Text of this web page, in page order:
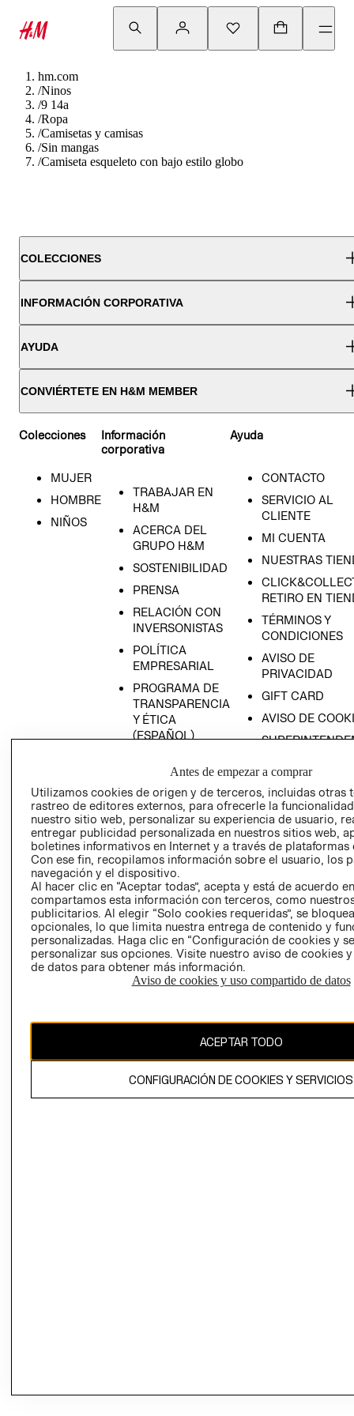
hm.com
/Ninos
/9 14a
/Ropa
/Camisetas y camisas
/Sin mangas
/Camiseta esqueleto con bajo estilo globo
COLECCIONES
INFORMACIÓN CORPORATIVA
AYUDA
CONVIÉRTETE EN H&M MEMBER
Colecciones
MUJER
HOMBRE
NIÑOS
Información
corporativa
TRABAJAR EN
H&M
ACERCA DEL
GRUPO H&M
SOSTENIBILIDAD
PRENSA
RELACIÓN CON
INVERSONISTAS
POLÍTICA
EMPRESARIAL
PROGRAMA DE
TRANSPARENCIA
Y ÉTICA
(ESPAÑOL)
TRANSPARENCIA
Y ÉTICA (INGLÉS)
Ayuda
CONTACTO
SERVICIO AL
CLIENTE
MI CUENTA
NUESTRAS
RETIRO EN
TÉRMINOS Y
CONDICIONES
AVISO DE
PRIVACIDAD
GIFT CARD
AVISO DE
COMERCIO - SIC
PETICIONES
QUEJAS Y
RECLAMOS
Colombia ($)
CAMBIAR REGIÓN
propiedad de H&M Hennes & Mauritz AB.
Antes de empezar a comprar
Utilizamos cookies de origen y de terceros, incluidas otras
rastreo de editores externos, para ofrecerle la
nuestro sitio web, personalizar su experiencia de usuario,
entregar publicidad personalizada en nuestros sitios web,
boletines informativos en Internet y a través de plataformas
Con ese fin, recopilamos información sobre el usuario, los
navegación y el dispositivo.
Al hacer clic en “Aceptar todas”, acepta y está de acuerdo
compartamos esta información con terceros, como
publicitarios. Al elegir “Solo cookies requeridas”, se
opcionales, lo que limita nuestra entrega de contenido y
personalizadas. Haga clic en “Configuración de cookies y
personalizar sus opciones. Visite nuestro aviso de cookies
de datos para obtener más información.
Aviso de cookies y uso compartido de datos
ACEPTAR TODO
CONFIGURACIÓN DE COOKIES Y SERVICIOS